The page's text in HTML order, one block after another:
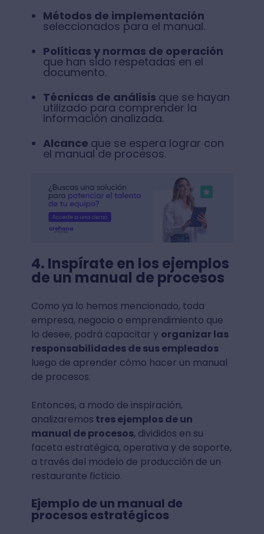
Métodos de implementación
seleccionados para el manual.
Políticas y normas de operación
que han sido respetadas en el
documento.
Técnicas de análisis que se hayan
utilizado para comprender la
información analizada.
Alcance que se espera lograr con
el manual de procesos.
4. Inspírate en los ejemplos
de un manual de procesos
Como ya lo hemos mencionado, toda
empresa, negocio o emprendimiento que
lo desee, podrá capacitar y organizar las
responsabilidades de sus empleados
luego de aprender cómo hacer un manual
de procesos.
Entonces, a modo de inspiración,
analizaremos tres ejemplos de un
manual de procesos, divididos en su
faceta estratégica, operativa y de soporte,
a través del modelo de producción de un
restaurante ficticio.
Ejemplo de un manual de
procesos estratégicos